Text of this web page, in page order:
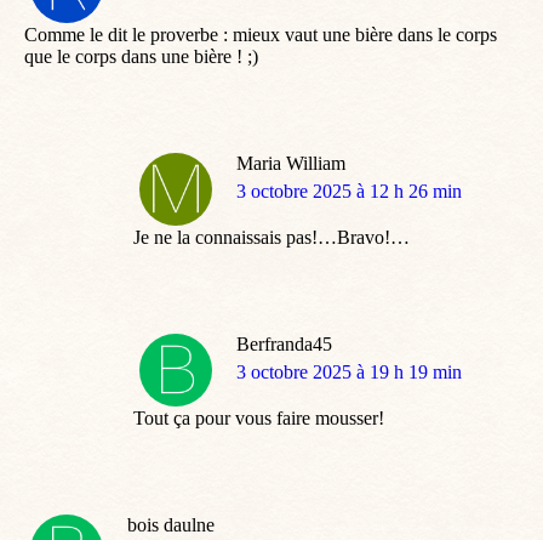
Comme le dit le proverbe : mieux vaut une bière dans le corps
que le corps dans une bière ! ;)
Maria William
dit
3 octobre 2025 à 12 h 26 min
Je ne la connaissais pas!…Bravo!…
Berfranda45
dit
3 octobre 2025 à 19 h 19 min
Tout ça pour vous faire mousser!
bois daulne